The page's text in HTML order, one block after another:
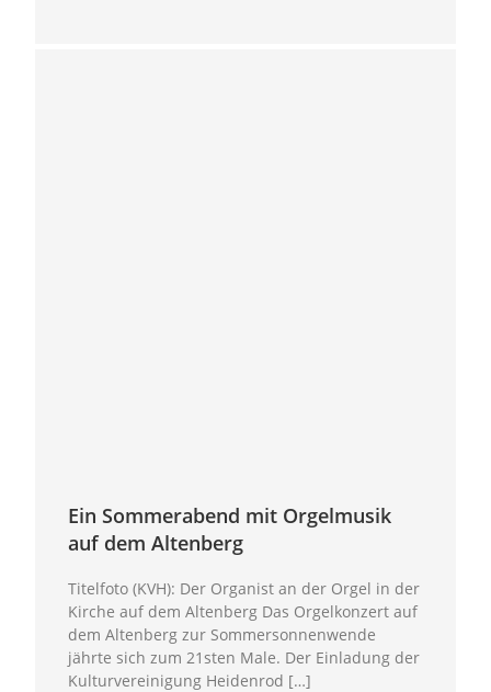
Ein Sommerabend mit Orgelmusik
auf dem Altenberg
Titelfoto (KVH): Der Organist an der Orgel in der
Kirche auf dem Altenberg Das Orgelkonzert auf
dem Altenberg zur Sommersonnenwende
jährte sich zum 21sten Male. Der Einladung der
Kulturvereinigung Heidenrod […]